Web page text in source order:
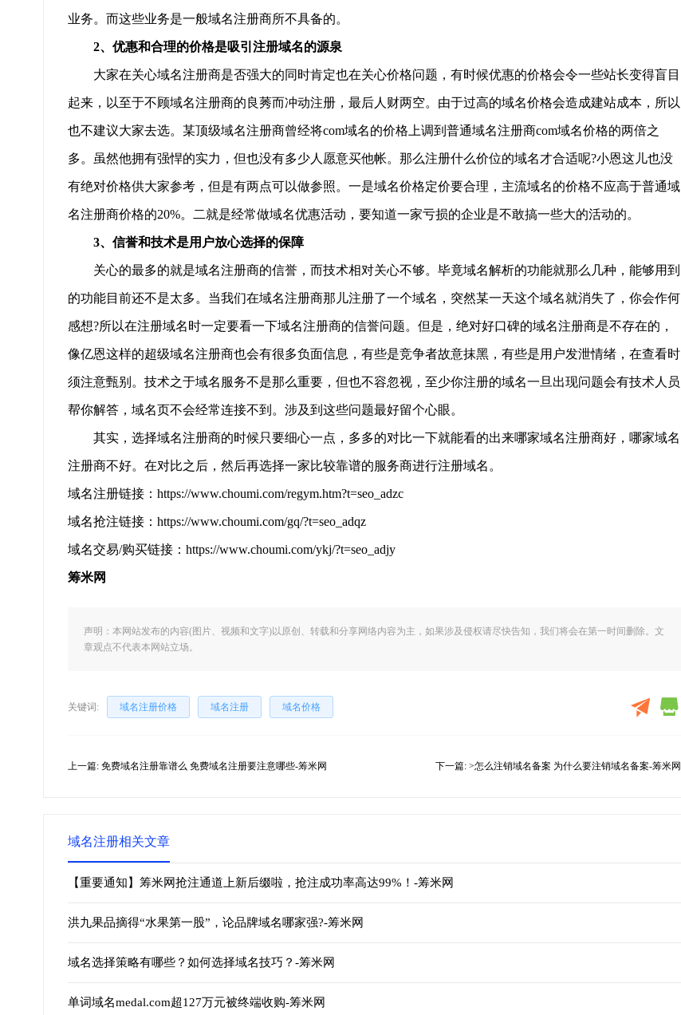
业务。而这些业务是一般域名注册商所不具备的。
2、优惠和合理的价格是吸引注册域名的源泉
大家在关心域名注册商是否强大的同时肯定也在关心价格问题，有时候优惠的价格会令一些站长变得盲目
起来，以至于不顾域名注册商的良莠而冲动注册，最后人财两空。由于过高的域名价格会造成建站成本，所以
也不建议大家去选。某顶级域名注册商曾经将com域名的价格上调到普通域名注册商com域名价格的两倍之
多。虽然他拥有强悍的实力，但也没有多少人愿意买他帐。那么注册什么价位的域名才合适呢?小恩这儿也没
有绝对价格供大家参考，但是有两点可以做参照。一是域名价格定价要合理，主流域名的价格不应高于普通域
名注册商价格的20%。二就是经常做域名优惠活动，要知道一家亏损的企业是不敢搞一些大的活动的。
3、信誉和技术是用户放心选择的保障
关心的最多的就是域名注册商的信誉，而技术相对关心不够。毕竟域名解析的功能就那么几种，能够用到
的功能目前还不是太多。当我们在域名注册商那儿注册了一个域名，突然某一天这个域名就消失了，你会作何
感想?所以在注册域名时一定要看一下域名注册商的信誉问题。但是，绝对好口碑的域名注册商是不存在的，
像亿恩这样的超级域名注册商也会有很多负面信息，有些是竞争者故意抹黑，有些是用户发泄情绪，在查看时
须注意甄别。技术之于域名服务不是那么重要，但也不容忽视，至少你注册的域名一旦出现问题会有技术人员
帮你解答，域名页不会经常连接不到。涉及到这些问题最好留个心眼。
其实，选择域名注册商的时候只要细心一点，多多的对比一下就能看的出来哪家域名注册商好，哪家域名
注册商不好。在对比之后，然后再选择一家比较靠谱的服务商进行注册域名。
域名注册链接：https://www.choumi.com/regym.htm?t=seo_adzc
域名抢注链接：https://www.choumi.com/gq/?t=seo_adqz
域名交易/购买链接：https://www.choumi.com/ykj/?t=seo_adjy
筹米网
声明：本网站发布的内容(图片、视频和文字)以原创、转载和分享网络内容为主，如果涉及侵权请尽快告知，我们将会在第一时间删除。文
章观点不代表本网站立场。
关键词: 域名注册价格 域名注册 域名价格
上一篇: 免费域名注册靠谱么 免费域名注册要注意哪些-筹米网 下一篇:>怎么注销域名备案 为什么要注销域名备案-筹米网
域名注册相关文章
【重要通知】筹米网抢注通道上新后缀啦，抢注成功率高达99%！-筹米网
洪九果品摘得“水果第一股”，论品牌域名哪家强?-筹米网
域名选择策略有哪些？如何选择域名技巧？-筹米网
单词域名medal.com超127万元被终端收购-筹米网